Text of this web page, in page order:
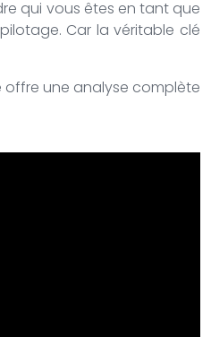
qui vous êtes en tant que
Car la véritable clé
offre une analyse complète